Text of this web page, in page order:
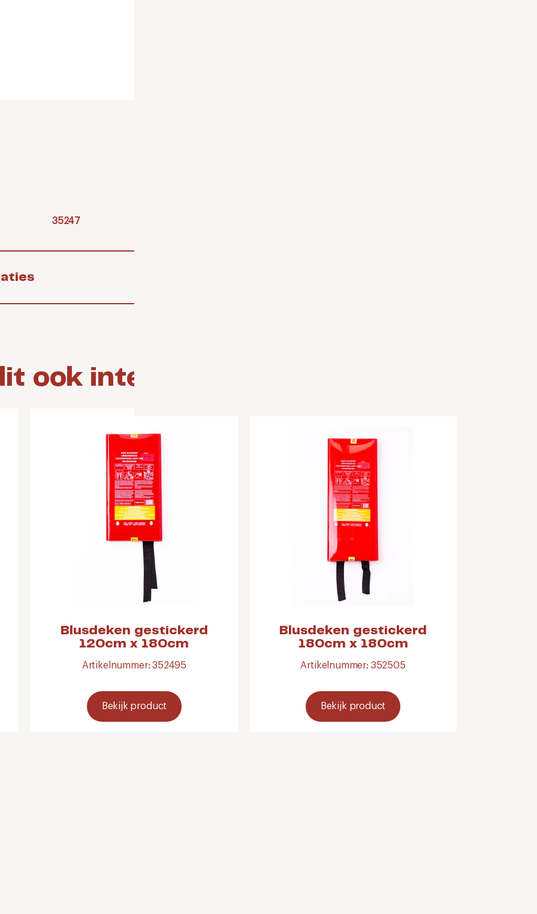
35247
ook interessant
Blusdeken gestickerd
120cm x 180cm
Artikelnummer: 352495
Bekijk product
Blusdeken gestickerd
180cm x 180cm
Artikelnummer: 352505
Bekijk product